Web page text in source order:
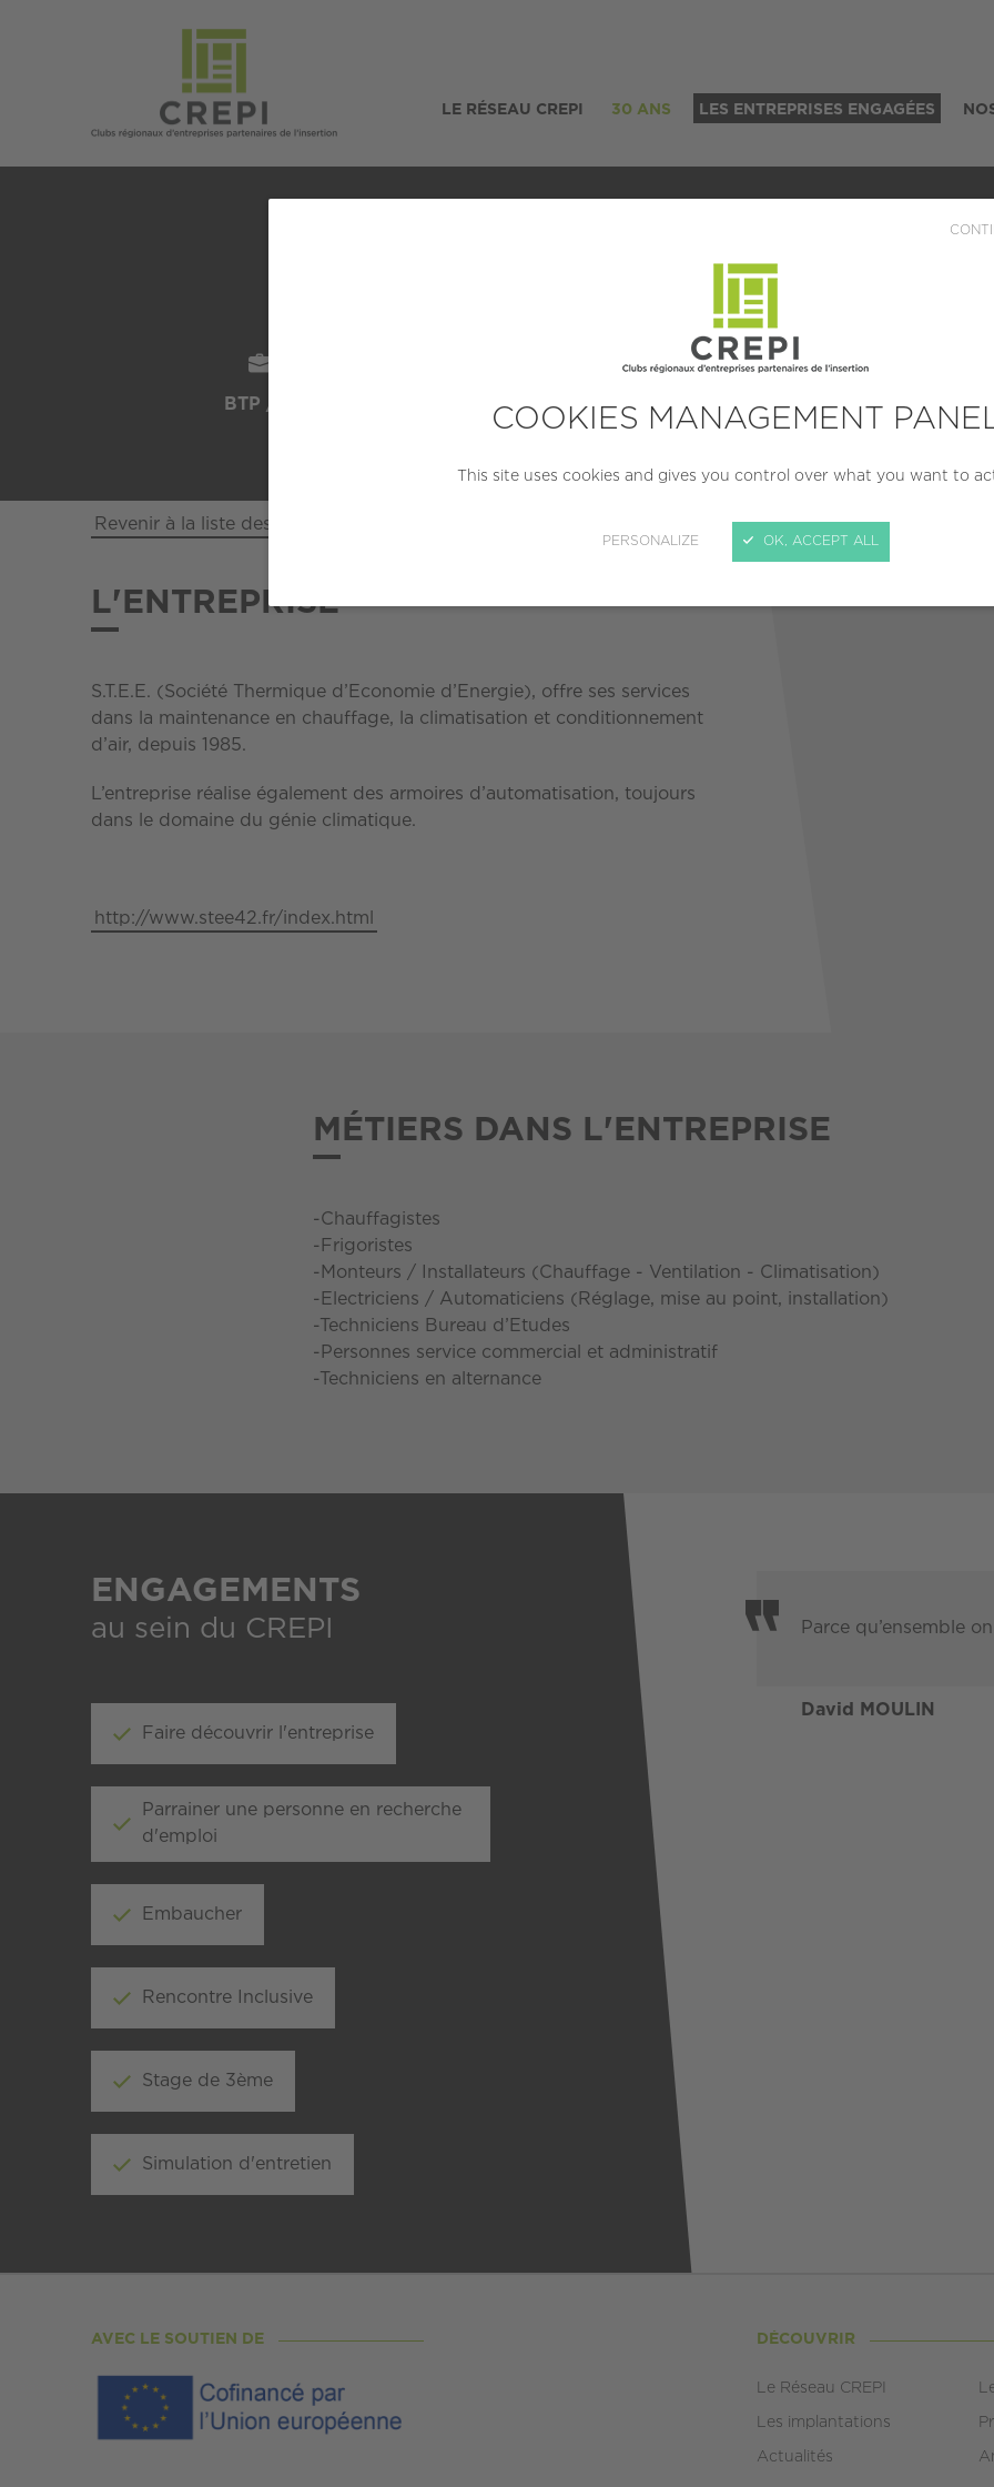
COOKIES MANAGEMENT
This site uses cookies and gives you control over what you want to
PERSONALIZE OK, ACCEPT ALL
LE RÉSEAU CREPI 30 ANS LES ENTREPRISES ENGAGÉES
STEE- Société d'Economie
BTP / Immobilier
SAINT-ETIENNE
(42100)
CRÉATION
1985
PME (10 à
Revenir à la liste des entreprises
L'ENTREPRISE
S.T.E.E. (Société Thermique d’Economie d’Energie), offre ses services
dans la maintenance en chauffage, la climatisation et conditionnement
d’air, depuis 1985.
L’entreprise réalise également des armoires d’automatisation, toujours
dans le domaine du génie climatique.
http://www.stee42.fr/index.html
MÉTIERS DANS L'ENTREPRISE
-Chauffagistes
-Frigoristes
-Monteurs / Installateurs (Chauffage - Ventilation - Climatisation)
-Electriciens / Automaticiens (Réglage, mise au point, installation)
-Techniciens Bureau d’Etudes
-Personnes service commercial et administratif
-Techniciens en alternance
ENGAGEMENTS
au sein du CREPI
Faire découvrir l'entreprise
Parrainer une personne en recherche
d'emploi
Embaucher
Rencontre Inclusive
Stage de 3ème
Simulation d'entretien
Parce qu’ensemble
David MOULIN
AVEC LE SOUTIEN DE DÉCOUVRIR
Le Réseau CREPI
Les implantations
Actualités